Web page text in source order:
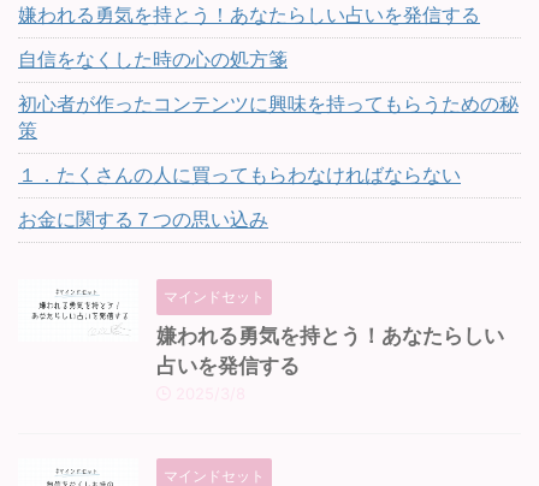
嫌われる勇気を持とう！あなたらしい占いを発信する
自信をなくした時の心の処方箋
初心者が作ったコンテンツに興味を持ってもらうための秘
策
１．たくさんの人に買ってもらわなければならない
お金に関する７つの思い込み
マインドセット
嫌われる勇気を持とう！あなたらしい
占いを発信する
マインドセット